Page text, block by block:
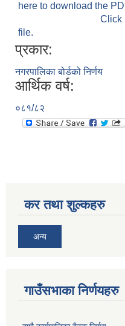
here to download the
file.
प्रकार:
नगरपालिका बोर्डको निर्णय
आर्थिक वर्ष:
०८१/८२
कर तथा शुल्कहरु
अन्य
गाउँसभाका निर्णयहरु